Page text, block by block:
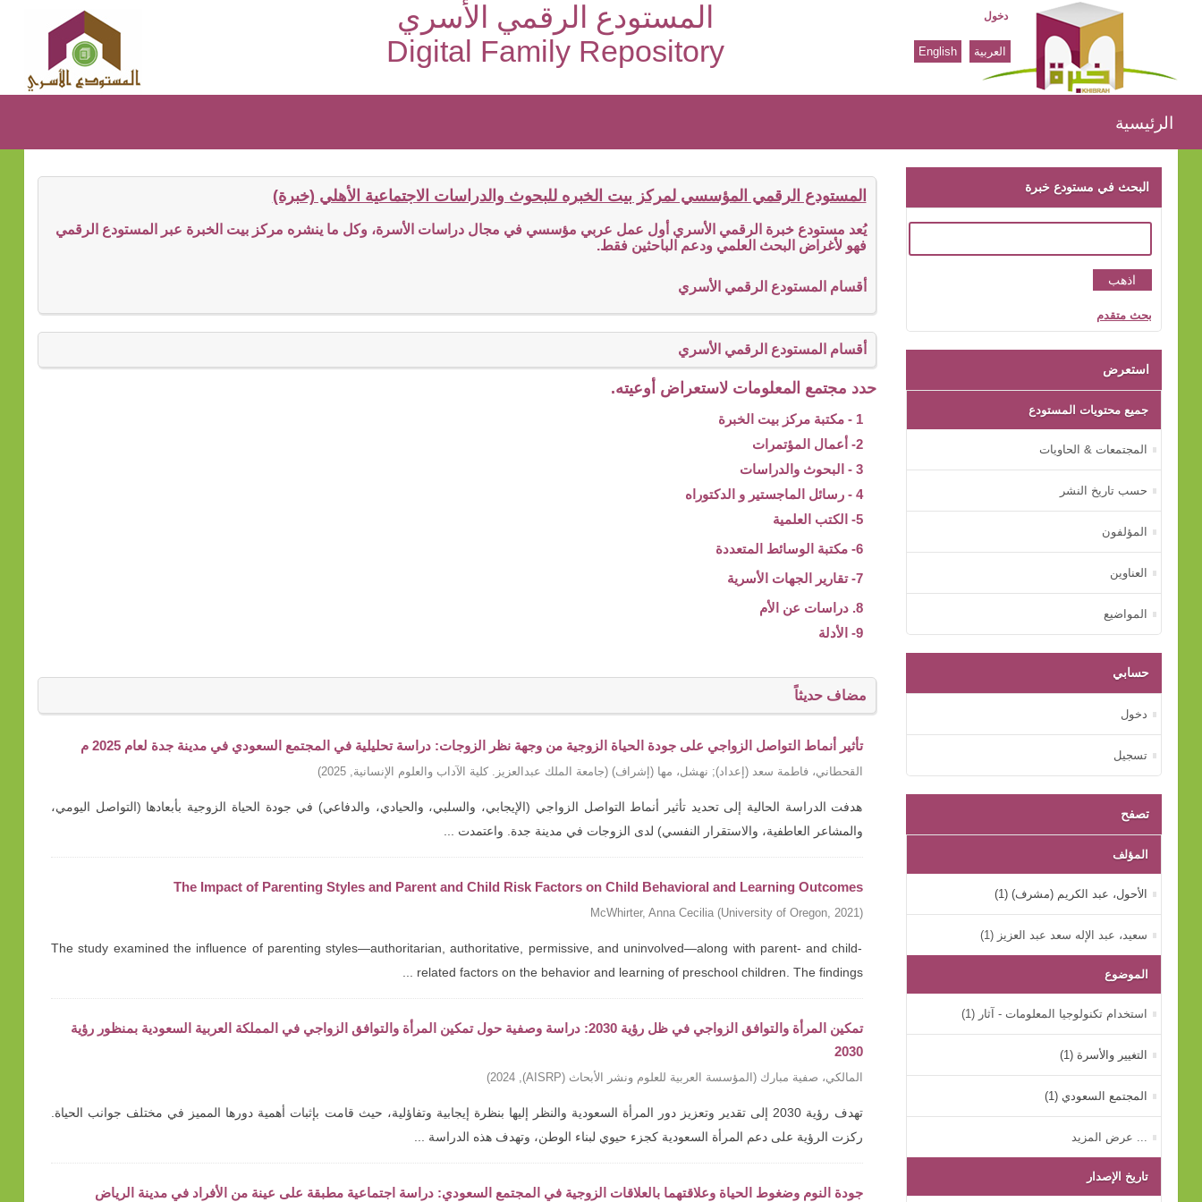
المستودع الرقمي الأسري
Digital Family Repository
الرئيسية
دخول
العربية English
الرئيسية
المستودع الرقمي المؤسسي لمركز بيت الخبره للبحوث والدراسات الاجتماعية الأهلي (خبرة)
يُعد مستودع خبرة الرقمي الأسري أول عمل عربي مؤسسي في مجال دراسات الأسرة، وكل ما ينشره مركز بيت الخبرة عبر المستودع الرقمي
فهو لأغراض البحث العلمي ودعم الباحثين فقط.
أقسام المستودع الرقمي الأسري
أقسام المستودع الرقمي الأسري
حدد مجتمع المعلومات لاستعراض أوعيته.
1 - مكتبة مركز بيت الخبرة
2- أعمال المؤتمرات
3 - البحوث والدراسات
4 - رسائل الماجستير و الدكتوراه
5- الكتب العلمية
6- مكتبة الوسائط المتعددة
7- تقارير الجهات الأسرية
8. دراسات عن الأم
9- الأدلة
مضاف حديثاً
تأثير أنماط التواصل الزواجي على جودة الحياة الزوجية من وجهة نظر الزوجات: دراسة تحليلية في المجتمع السعودي في مدينة جدة لعام 2025 م
القحطاني، فاطمة سعد (إعداد); نهشل، مها (إشراف) (جامعة الملك عبدالعزيز. كلية الآداب والعلوم الإنسانية,
2025
)
هدفت الدراسة الحالية إلى تحديد تأثير أنماط التواصل الزواجي (الإيجابي، والسلبي، والحيادي، والدفاعي) في جودة الحياة الزوجية بأبعادها (التواصل اليومي،
والمشاعر العاطفية، والاستقرار النفسي) لدى الزوجات في مدينة جدة. واعتمدت ...
The Impact of Parenting Styles and Parent and Child Risk Factors on Child Behavioral and Learning Outcomes
McWhirter, Anna Cecilia (University of Oregon, 2021)
The study examined the influence of parenting styles—authoritarian, authoritative, permissive, and uninvolved—along with parent- and child-
related factors on the behavior and learning of preschool children. The findings ...
تمكين المرأة والتوافق الزواجي في ظل رؤية 2030: دراسة وصفية حول تمكين المرأة والتوافق الزواجي في المملكة العربية السعودية بمنظور رؤية
2030
المالكي، صفية مبارك ( المؤسسة العربية للعلوم ونشر الأبحاث (AISRP) ,
2024
)
تهدف رؤية 2030 إلى تقدير وتعزيز دور المرأة السعودية والنظر إليها بنظرة إيجابية وتفاؤلية، حيث قامت بإثبات أهمية دورها المميز في مختلف جوانب الحياة.
ركزت الرؤية على دعم المرأة السعودية كجزء حيوي لبناء الوطن، وتهدف هذه الدراسة ...
جودة النوم وضغوط الحياة وعلاقتهما بالعلاقات الزوجية في المجتمع السعودي: دراسة اجتماعية مطبقة على عينة من الأفراد في مدينة الرياض
البحث في مستودع خبرة
بحث متقدم
استعرض
جميع محتويات المستودع
المجتمعات & الحاويات
حسب تاريخ النشر
المؤلفون
العناوين
المواضيع
حسابي
دخول
تسجيل
تصفح
المؤلف
الأحول، عبد الكريم (مشرف) (1)
سعيد، عبد الإله سعد عبد العزيز (1)
الموضوع
استخدام تكنولوجيا المعلومات - آثار (1)
التغيير والأسرة (1)
المجتمع السعودي (1)
... عرض المزيد
تاريخ الإصدار